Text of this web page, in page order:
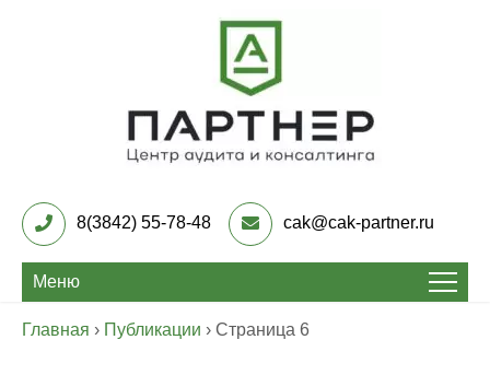
Центр Аудита и
консалтинга «Партнер»
8(3842) 55-78-48 cak@cak-partner.ru
Меню
Главная › Публикации › Страница 6